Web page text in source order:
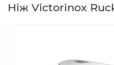
Ніж Victorinox